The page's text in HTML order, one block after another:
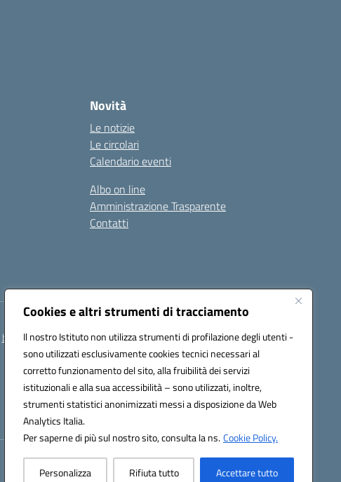
Cookies e altri strumenti di tracciamento
Il nostro Istituto non utilizza strumenti di profilazione degli utenti -
sono utilizzati esclusivamente cookies tecnici necessari al
corretto funzionamento del sito, alla fruibilità dei servizi
istituzionali e alla sua accessibilità – sono utilizzati, inoltre,
strumenti statistici anonimizzati messi a disposizione da Web
Analytics Italia.
Per saperne di più sul nostro sito, consulta la ns.Cookie Policy.
Personalizza Rifiuta tutto Accettare tutto
Novità
Le notizie
Le circolari
Calendario eventi
Albo on line
Amministrazione Trasparente
Contatti
baic89400e@pec.istruzione.it